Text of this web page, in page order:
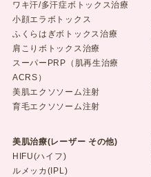
ワキ汗/多汗症ボトックス治療
小顔エラボトックス
ふくらはぎボトックス治療
肩こりボトックス治療
スーパーPRP（肌再生治療
ACRS）
美肌エクソソーム注射
育毛エクソソーム注射
美肌治療(レーザー その他)
HIFU(ハイフ)
ルメッカ(IPL)